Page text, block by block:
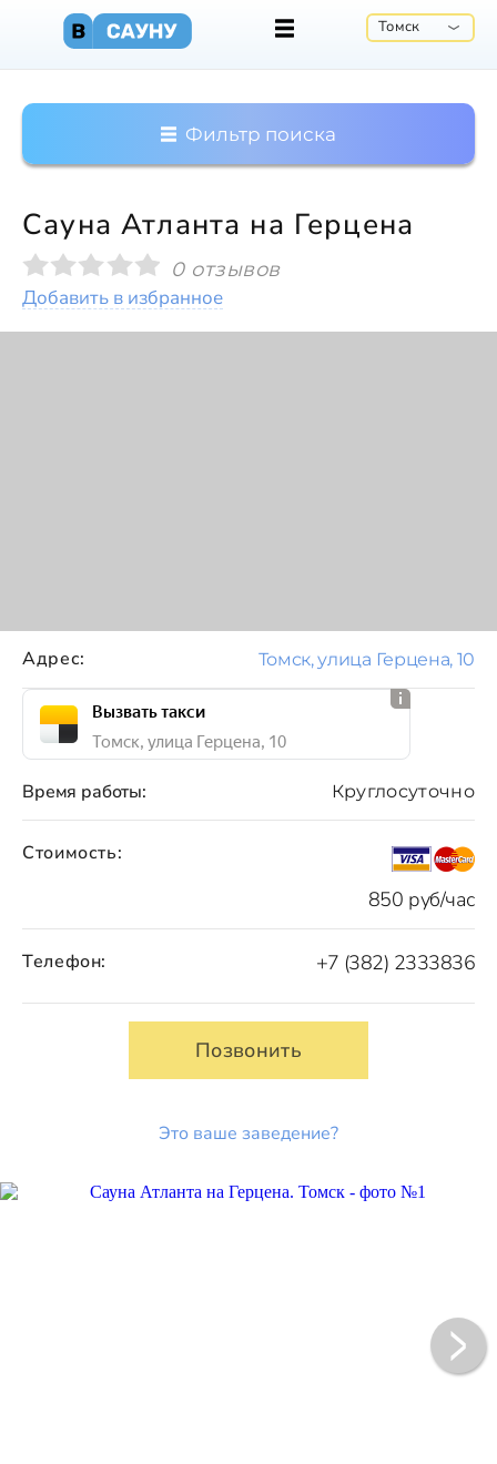
Томск
Фильтр поиска
Сауна Атланта на Герцена
0 отзывов
Добавить в избранное
Стоимость:
850 руб/час
Время работы: Круглосуточно
Телефон: +7 (382) 2333836
Позвонить
Это ваше заведение?
Адрес: Томск, улица Герцена, 10
Вызвать такси
Томск, улица Герцена, 10